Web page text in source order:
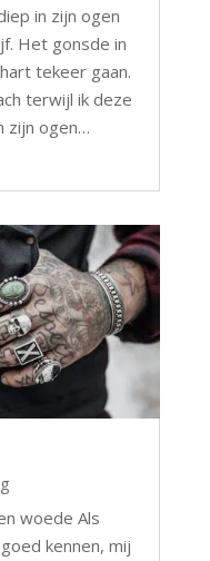
in zijn ogen
Het gonsde in
tekeer gaan.
terwijl ik deze
zijn ogen…
woede Als
kennen, mij